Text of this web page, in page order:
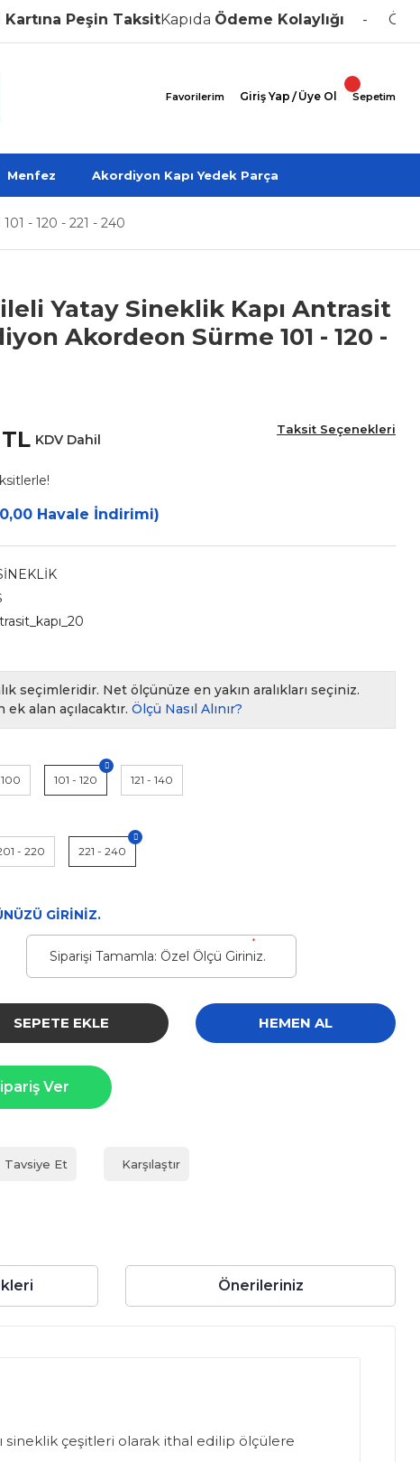
Peşin Taksit KapıdaÖdeme Kolaylığı Özel
Favorilerim Giriş Yap / Üye Ol Sepetim
Menfez Akordiyon Kapı Yedek Parça
- 120 - 221 - 240
Yatay Sineklik Kapı Antrasit
Akordeon Sürme 101 - 120 -
KDV Dahil
Taksit Seçenekleri
Havale İndirimi)
seçimleridir. Net ölçünüze en yakın aralıkları seçiniz.
alan açılacaktır. Ölçü Nasıl Alınır?
101 - 120 121 - 140
- 220 221 - 240
GİRİNİZ.
*
SEPETE EKLE HEMEN AL
Ver
Tavsiye Et Karşılaştır
Önerileriniz
sineklik çeşitleri olarak ithal edilip ölçülere